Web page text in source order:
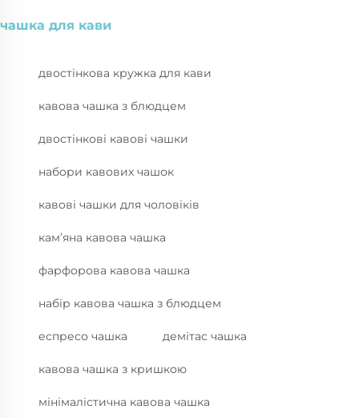
чашка для кави
двостінкова кружка для кави
кавова чашка з блюдцем
двостінкові кавові чашки
набори кавових чашок
кавові чашки для чоловіків
кам’яна кавова чашка
фарфорова кавова чашка
набір кавова чашка з блюдцем
еспресо чашка демітас чашка
кавова чашка з кришкою
мінімалістична кавова чашка